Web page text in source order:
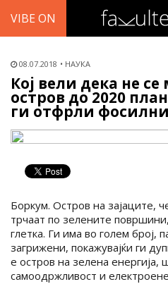
VIBE ON
08.07.2018 НАУКА
Кој вели дека не
остров до 2020
ги отфрли
Боркум. Остров на зајаците,
трчаат по зелените
глетка. Ги има во голем број,
загрижени, покажувајќи ги
е остров на зелена енергија,
самоодржливост и